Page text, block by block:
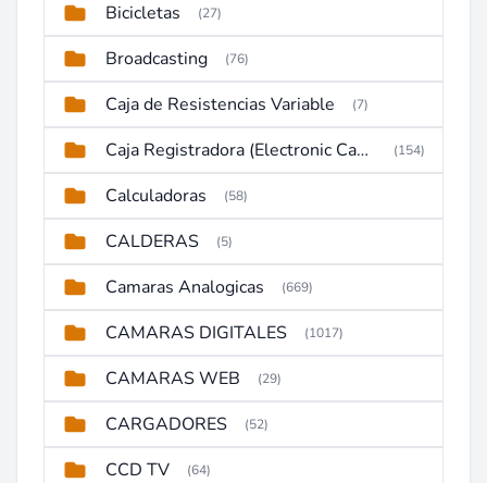
Bicicletas (27)
Broadcasting (76)
Caja de Resistencias Variable (7)
Caja Registradora (Electronic Cash Register) (154)
Calculadoras (58)
CALDERAS (5)
Camaras Analogicas (669)
CAMARAS DIGITALES (1017)
CAMARAS WEB (29)
CARGADORES (52)
CCD TV (64)